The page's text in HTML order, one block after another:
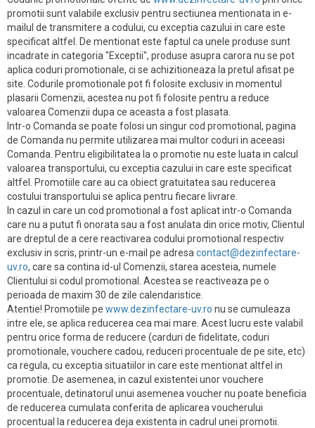
promotii sunt valabile exclusiv pentru sectiunea mentionata in e-
mailul de transmitere a codului, cu exceptia cazului in care este
specificat altfel. De mentionat este faptul ca unele produse sunt
incadrate in categoria "Exceptii", produse asupra carora nu se pot
aplica coduri promotionale, ci se achizitioneaza la pretul afisat pe
site. Codurile promotionale pot fi folosite exclusiv in momentul
plasarii Comenzii, acestea nu pot fi folosite pentru a reduce
valoarea Comenzii dupa ce aceasta a fost plasata.
Intr-o Comanda se poate folosi un singur cod promotional, pagina
de Comanda nu permite utilizarea mai multor coduri in aceeasi
Comanda. Pentru eligibilitatea la o promotie nu este luata in calcul
valoarea transportului, cu exceptia cazului in care este specificat
altfel. Promotiile care au ca obiect gratuitatea sau reducerea
costului transportului se aplica pentru fiecare livrare.
In cazul in care un cod promotional a fost aplicat intr-o Comanda
care nu a putut fi onorata sau a fost anulata din orice motiv, Clientul
are dreptul de a cere reactivarea codului promotional respectiv
exclusiv in scris, printr-un e-mail pe adresa contact@dezinfectare-
uv.ro, care sa contina id-ul Comenzii, starea acesteia, numele
Clientului si codul promotional. Acestea se reactiveaza pe o
perioada de maxim 30 de zile calendaristice.
Atentie! Promotiile pe www.dezinfectare-uv.ro nu se cumuleaza
intre ele, se aplica reducerea cea mai mare. Acest lucru este valabil
pentru orice forma de reducere (carduri de fidelitate, coduri
promotionale, vouchere cadou, reduceri procentuale de pe site, etc)
ca regula, cu exceptia situatiilor in care este mentionat altfel in
promotie. De asemenea, in cazul existentei unor vouchere
procentuale, detinatorul unui asemenea voucher nu poate beneficia
de reducerea cumulata conferita de aplicarea voucherului
procentual la reducerea deja existenta in cadrul unei promotii.